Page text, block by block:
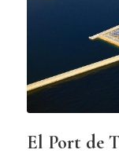
El Port de